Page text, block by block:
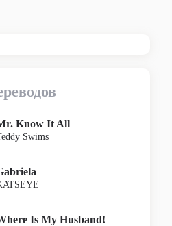
Know It All
Swims
Is My Husband!